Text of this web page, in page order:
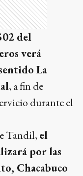
del
verá
La
, a fin de
durante el
Tandil, el
por las
Chacabuco